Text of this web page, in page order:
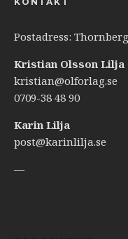
Postadress:
Kristian Olsson Lilja
kristian@olforlag.se
0709-38 48 90
Karin Lilja
post@karinlilja.se
—